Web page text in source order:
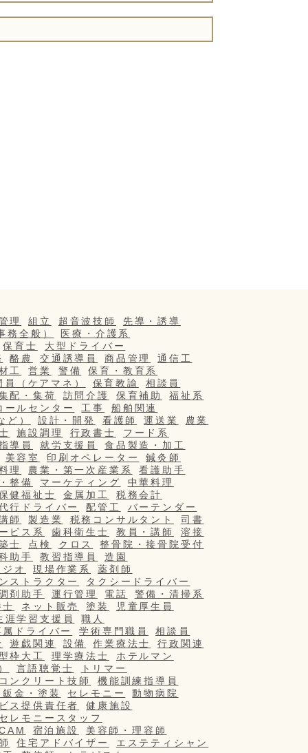
理 組立 超音波技師
先導・誘導
務全般）
医療・介護系
保育士
大型ドライバー
酪農 交通誘導員 商品管理
通信工
工
営業 警備
保育・教育系
（ケアマネ）
保育教諭
相談員
配・集荷
訪問介護 保育補助
福祉系
ールセンター
工事
船舶関連
ど）
設計・開発 看護師 運送業
農業
施設調理 行政書士
フード系
導員
就労支援員
食品製造・加工
美容室
印刷オペレーター
鍼灸師
理
農業・第一次産業系
看護助手
整備
マーケティング
中華料理
健福祉士
金属加工
税務会計
行ドライバー
配管工
バーテンダー
師
製造業 税務コンサルタント
司書
ビス系
歯科衛生士 教員・講師
溶接
士
点検 クロス
整骨院・接骨院受付
助手
教習指導員
造園
オ
現場作業系
薬剤師
ストラクター
タクシードライバー
剤助手
運行管理 電話
警備・清掃系
ネット販売 塗装
児童厚生員
涯学習支援員
職人
属ドライバー
学術専門職員
相談員
遊戯関連 設備 作業療法士
行政関連
枠大工
理学療法士
ホテルマン
言語聴覚士
トリマー
ンクリート技師
機能訓練指導員
金・塗装
セレモニー
動物病院
ス提供責任者
健康施設
レモニースタッフ
宿泊施設
美容師・理容師
住宅アドバイザー
エステティシャン